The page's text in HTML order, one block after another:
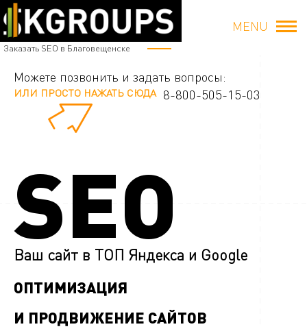
Заказать SEO в Благовещенске
MENU
Можете позвонить и задать вопросы:
ИЛИ ПРОСТО НАЖАТЬ СЮДА 8-800-505-15-03
SEO
Ваш сайт в ТОП Яндекса и Google
ОПТИМИЗАЦИЯ
И ПРОДВИЖЕНИЕ САЙТОВ